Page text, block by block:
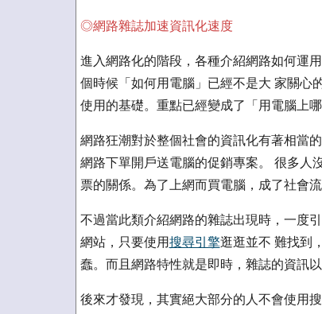
◎網路雜誌加速資訊化速度
進入網路化的階段，各種介紹網路如何運
個時候「如何用電腦」已經不是大 家關心
使用的基礎。重點已經變成了「用電腦上哪
網路狂潮對於整個社會的資訊化有著相當
網路下單開戶送電腦的促銷專案。 很多人
票的關係。為了上網而買電腦，成了社會流
不過當此類介紹網路的雜誌出現時，一度
網站，只要使用搜尋引擎逛逛並不 難找到
蠢。而且網路特性就是即時，雜誌的資訊
後來才發現，其實絕大部分的人不會使用